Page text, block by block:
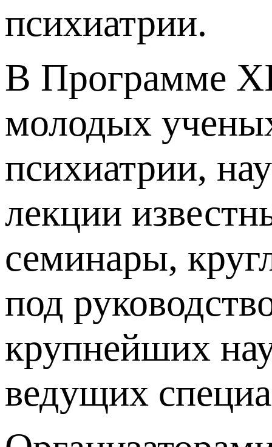
психиатрии.
В Программе
молодых
психиатрии,
лекции
семинары,
под
крупнейших
ведущих